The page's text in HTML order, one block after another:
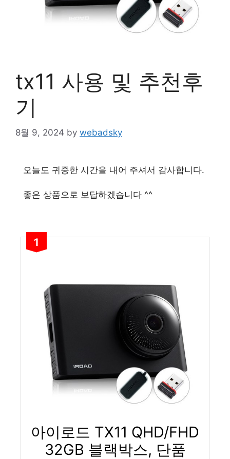
tx11 사용 및 추천후
기
8월 9, 2024 by webadsky
오늘도 귀중한 시간을 내어 주셔서 감사합니다.
좋은 상품으로 보답하겠습니다 ^^
1
아이로드 TX11 QHD/FHD
32GB 블랙박스, 단품